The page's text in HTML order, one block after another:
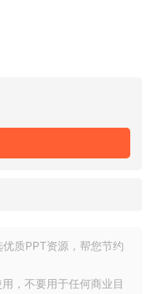
质PPT资源，帮您节约
，不要用于任何商业目